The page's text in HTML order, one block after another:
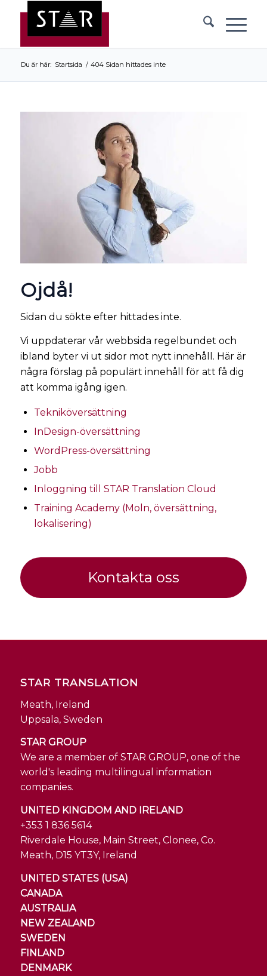
Du är här: Startsida / 404 Sidan hittades inte
Ojdå!
Sidan du sökte efter hittades inte.
Vi uppdaterar vår webbsida regelbundet och
ibland byter vi ut sidor mot nytt innehåll. Här är
några förslag på populärt innehåll för att få dig
att komma igång igen.
Tekniköversättning
InDesign-översättning
WordPress-översättning
Jobb
Inloggning till STAR Translation Cloud
Training Academy (Moln, översättning,
lokalisering)
Kontakta oss
STAR TRANSLATION
Meath, Ireland
Uppsala, Sweden
STAR GROUP
We are a member of STAR GROUP, one of the
world's leading multilingual information
companies.
UNITED KINGDOM AND IRELAND
+353 1 836 5614
Riverdale House, Main Street, Clonee, Co.
Meath, D15 YT3Y, Ireland
UNITED STATES (USA)
CANADA
AUSTRALIA
NEW ZEALAND
SWEDEN
FINLAND
DENMARK